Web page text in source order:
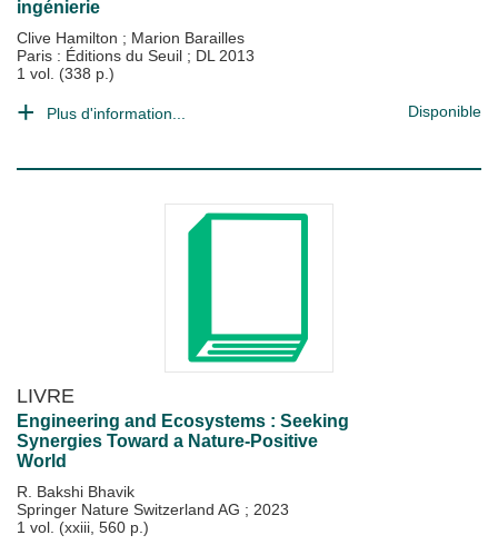
ingénierie
Clive Hamilton ; Marion Barailles
Paris : Éditions du Seuil ; DL 2013
1 vol. (338 p.)
Plus d'information... Disponible
LIVRE
Engineering and Ecosystems : Seeking
Synergies Toward a Nature-Positive
World
R. Bakshi Bhavik
Springer Nature Switzerland AG ; 2023
1 vol. (xxiii, 560 p.)